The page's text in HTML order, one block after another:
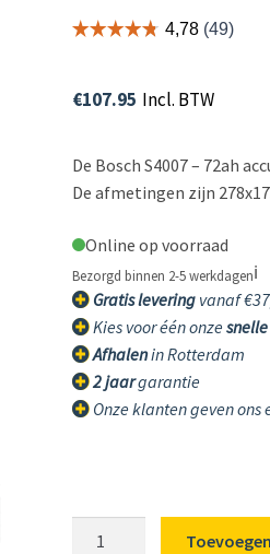
€107.95 Incl. BTW
De Bosch S4007 – 72ah
De afmetingen zijn
Online op voorraad
Bezorgd binnen 2-5 werkdagenℹ️
Gratis leveringvanaf
Kies voor één onze
Afhalenin Rotterdam
2 jaargarantie
Onze klanten geven ons